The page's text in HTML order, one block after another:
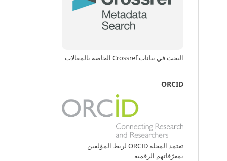
البحث في بيانات Crossref الخاصة بالمقالات
ORCID
تعتمد المجلة ORCID لربط المؤلفين
بمعرّفاتهم الرقمية